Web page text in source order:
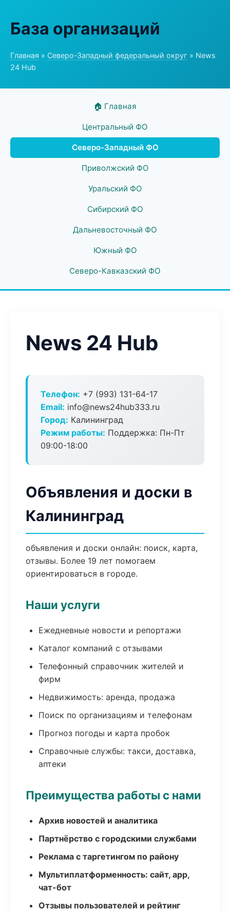
База организаций
Главная » Северо-Западный федеральный округ » News
24 Hub
🏠 Главная
Центральный ФО
Северо-Западный ФО
Приволжский ФО
Уральский ФО
Сибирский ФО
Дальневосточный ФО
Южный ФО
Северо-Кавказский ФО
News 24 Hub
Телефон: +7 (993) 131-64-17
Email: info@news24hub333.ru
Город: Калининград
Режим работы: Поддержка: Пн-Пт
09:00-18:00
Объявления и доски в
Калининград
объявления и доски онлайн: поиск, карта,
отзывы. Более 19 лет помогаем
ориентироваться в городе.
Наши услуги
Ежедневные новости и репортажи
Каталог компаний с отзывами
Телефонный справочник жителей и
фирм
Недвижимость: аренда, продажа
Поиск по организациям и телефонам
Прогноз погоды и карта пробок
Справочные службы: такси, доставка,
аптеки
Преимущества работы с нами
Архив новостей и аналитика
Партнёрство с городскими службами
Реклама с таргетингом по району
Мультиплатформенность: сайт, app,
чат-бот
Отзывы пользователей и рейтинг